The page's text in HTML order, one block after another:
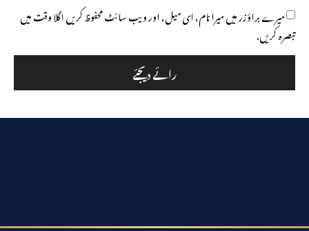
میرے براؤزر میں میرا نام، ای میل، اور ویب سائٹ محفوظ کریں اگلا وقت میں
تبصرہ کریں.